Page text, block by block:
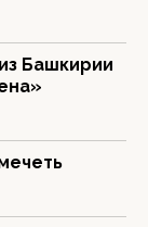
Башкирии